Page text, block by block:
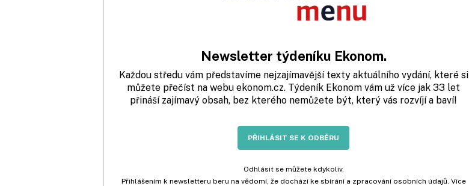
Newsletter týdeníku Ekonom.
Každou středu vám představíme nejzajímavější texty aktuálního vydání, které si
můžete přečíst na webu ekonom.cz. Týdeník Ekonom vám už více jak 33 let
přináší zajímavý obsah, bez kterého nemůžete být, který vás rozvíjí a baví!
PŘIHLÁSIT SE K ODBĚRU
Odhlásit se můžete kdykoliv.
Přihlášením k newsletteru beru na vědomí, že dochází ke sbírání a zpracování osobních údajů. Více